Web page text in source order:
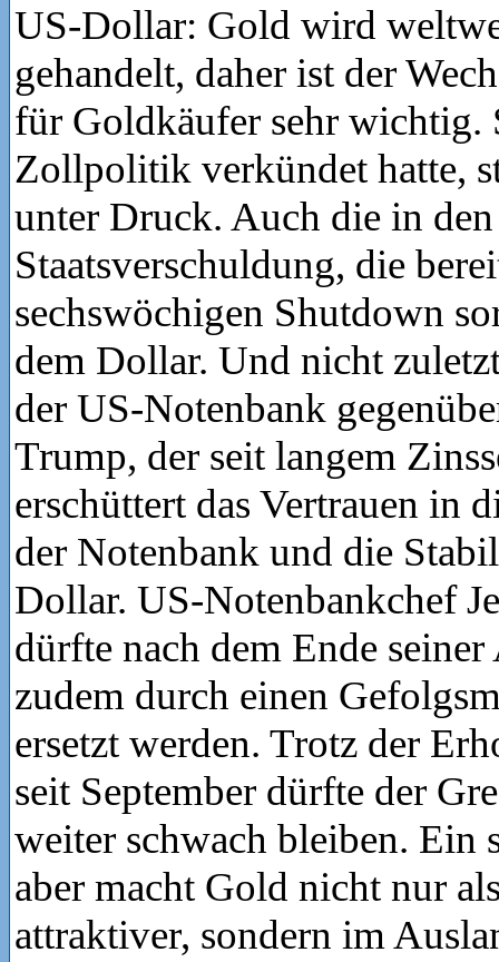
US-Dollar: Gold wird
gehandelt, daher ist der
für Goldkäufer sehr wichtig.
Zollpolitik verkündet hatte,
unter Druck. Auch die in
Staatsverschuldung, die
sechswöchigen Shutdown
dem Dollar. Und nicht
der US-Notenbank
Trump, der seit langem
erschüttert das Vertrauen in
der Notenbank und die
Dollar. US-Notenbankchef
dürfte nach dem Ende
zudem durch einen
ersetzt werden. Trotz der
seit September dürfte der
weiter schwach bleiben. Ein
aber macht Gold nicht nur
attraktiver, sondern im